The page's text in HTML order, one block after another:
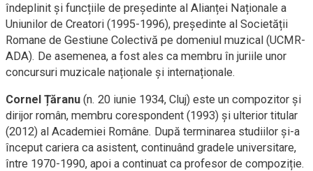
îndeplinit și funcțiile de președinte al Alianței Naționale a
Uniunilor de Creatori (1995-1996), președinte al Societății
Romane de Gestiune Colectivă pe domeniul muzical (UCMR-
ADA). De asemenea, a fost ales ca membru în juriile unor
concursuri muzicale naționale și internaționale.
Cornel Țăranu (n. 20 iunie 1934, Cluj) este un compozitor și
dirijor român, membru corespondent (1993) și ulterior titular
(2012) al Academiei Române. După terminarea studiilor și-a
început cariera ca asistent, continuând gradele universitare,
între 1970-1990, apoi a continuat ca profesor de compoziție.